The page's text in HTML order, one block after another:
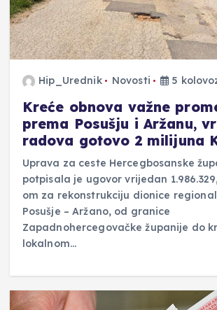
Hip_Urednik Novosti 5
Kreće obnova važne
prema Posušju i Aržanu,
radova gotovo 2 milijuna
Uprava za ceste Hercegbosanske
potpisala je ugovor vrijedan
om za rekonstrukciju dionice
Posušje – Aržano, od granice
Zapadnohercegovačke županije do
lokalnom…